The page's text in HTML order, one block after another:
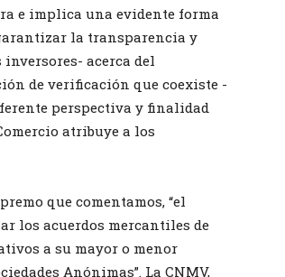
e implica una evidente forma
la transparencia y
acerca del
de verificación que coexiste -
perspectiva y finalidad
atribuye a los
que comentamos, “el
los acuerdos mercantiles de
a su mayor o menor
Anónimas”. La CNMV,